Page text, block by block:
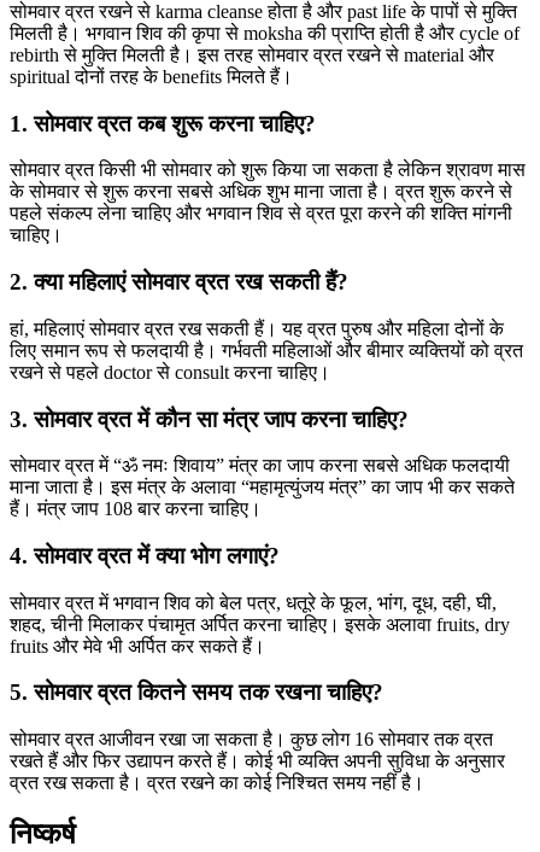
सोमवार व्रत रखने से karma cleanse होता है और past life के पापों से मुक्ति
मिलती है। भगवान शिव की कृपा से moksha की प्राप्ति होती है और cycle of
rebirth से मुक्ति मिलती है। इस तरह सोमवार व्रत रखने से material और
spiritual दोनों तरह के benefits मिलते हैं।
1. सोमवार व्रत कब शुरू करना चाहिए?
सोमवार व्रत किसी भी सोमवार को शुरू किया जा सकता है लेकिन श्रावण मास
के सोमवार से शुरू करना सबसे अधिक शुभ माना जाता है। व्रत शुरू करने से
पहले संकल्प लेना चाहिए और भगवान शिव से व्रत पूरा करने की शक्ति मांगनी
चाहिए।
2. क्या महिलाएं सोमवार व्रत रख सकती हैं?
हां, महिलाएं सोमवार व्रत रख सकती हैं। यह व्रत पुरुष और महिला दोनों के
लिए समान रूप से फलदायी है। गर्भवती महिलाओं और बीमार व्यक्तियों को व्रत
रखने से पहले doctor से consult करना चाहिए।
3. सोमवार व्रत में कौन सा मंत्र जाप करना चाहिए?
सोमवार व्रत में “ॐ नमः शिवाय” मंत्र का जाप करना सबसे अधिक फलदायी
माना जाता है। इस मंत्र के अलावा “महामृत्युंजय मंत्र” का जाप भी कर सकते
हैं। मंत्र जाप 108 बार करना चाहिए।
4. सोमवार व्रत में क्या भोग लगाएं?
सोमवार व्रत में भगवान शिव को बेल पत्र, धतूरे के फूल, भांग, दूध, दही, घी,
शहद, चीनी मिलाकर पंचामृत अर्पित करना चाहिए। इसके अलावा fruits, dry
fruits और मेवे भी अर्पित कर सकते हैं।
5. सोमवार व्रत कितने समय तक रखना चाहिए?
सोमवार व्रत आजीवन रखा जा सकता है। कुछ लोग 16 सोमवार तक व्रत
रखते हैं और फिर उद्यापन करते हैं। कोई भी व्यक्ति अपनी सुविधा के अनुसार
व्रत रख सकता है। व्रत रखने का कोई निश्चित समय नहीं है।
निष्कर्ष